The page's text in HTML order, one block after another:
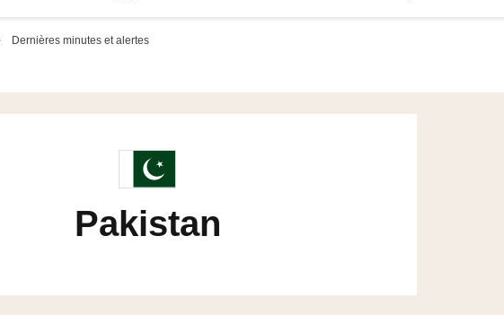
Dernières minutes et alertes
Pakistan